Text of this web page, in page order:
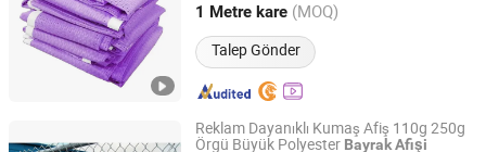
1 Metre kare (MOQ)
Talep Gönder
Shanghai, China Fiyat 2024
Reklam Dayanıklı Kumaş Afiş 110g 250g
Örgü Büyük Polyester BayrakAfişi